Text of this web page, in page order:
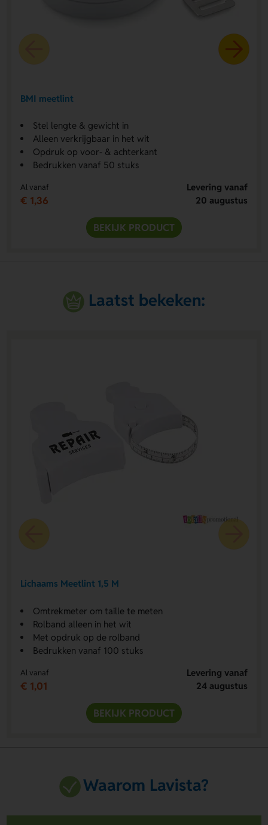
BMI meetlint
Stel lengte & gewicht in
Alleen verkrijgbaar in het wit
Opdruk op voor- & achterkant
Bedrukken vanaf 50 stuks
Al vanaf
€ 1,36
Levering vanaf
20 augustus
BEKIJK PRODUCT
Laatst bekeken:
Lichaams Meetlint 1,5 M
Omtrekmeter om taille te meten
Rolband alleen in het wit
Met opdruk op de rolband
Bedrukken vanaf 100 stuks
Al vanaf
€ 1,01
Levering vanaf
24 augustus
BEKIJK PRODUCT
Waarom Lavista?